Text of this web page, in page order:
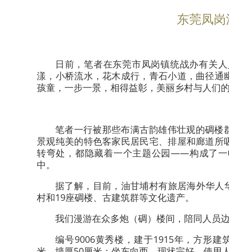
东莞凤
日前，笔者在东莞市凤岗镇统战办有关
漾，小桥流水，花木成行，青石小道，曲径
孩童，一步一景，相得益彰，美丽乡村与人们
笔者一行被那些布满古韵雄伟壮观的碉
景观纯美的特色客家民居民宅、排屋和廊道
转弯处，都隐藏着一个主题公园——构成了
中。
据了解，目前，油甘埔村有旅居海外华
村和19座碉楼、古建筑群等文化遗产。
我们漫游在众多炮（碉）楼间，陪同人员
编号9006黄秀楼，建于1915年，方形建